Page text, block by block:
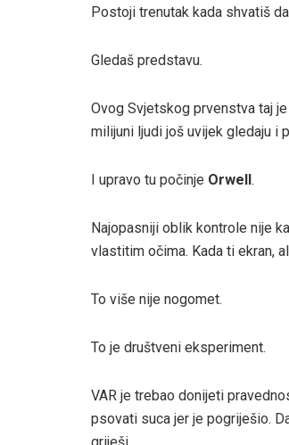
Postoji trenutak kada shvatiš
Gledaš predstavu.
Ovog Svjetskog prvenstva taj
milijuni ljudi još uvijek gledaju i
I upravo tu počinje Orwell.
Najopasniji oblik kontrole nije
vlastitim očima. Kada ti ekran,
To više nije nogomet.
To je društveni eksperiment.
VAR je trebao donijeti
psovati suca jer je pogriješio.